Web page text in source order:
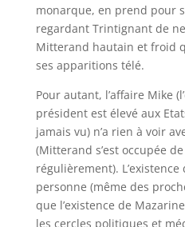
monarque, en prend pour
regardant Trintignant de
Mitterand hautain et froid
ses apparitions télé.
Pour autant, l’affaire Mike
président est élevé aux
jamais vu) n’a rien à voir
(Mitterand s’est occupée
régulièrement). L’existence
personne (même des
que l’existence de
les cercles politiques et